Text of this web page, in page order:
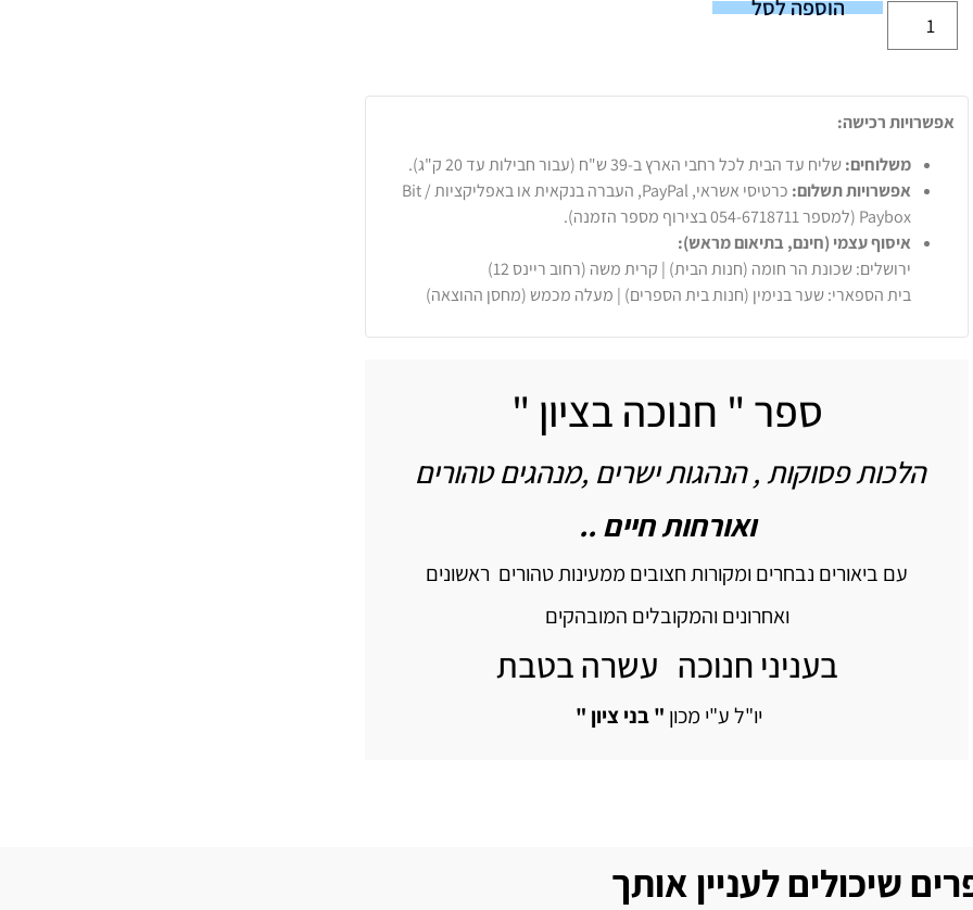
הוספה לסל
אפשרויות רכישה:
משלוחים:שליח עד הבית לכל רחבי הארץ ב-39 ש"ח (עבור חבילות עד 20 ק"ג).
אפשרויות תשלום:
כרטיסי אשראי, PayPal, העברה בנקאית או באפליקציות Bit /
Paybox (למספר 054-6718711 בצירוף מספר הזמנה).
איסוף עצמי (חינם, בתיאום מראש):
ירושלים: שכונת הר חומה (חנות הבית) | קרית משה (רחוב ריינס 12)
בית הספארי: שער בנימין (חנות בית הספרים) | מעלה מכמש (מחסן ההוצאה)
ספר " חנוכה בציון "
הלכות פסוקות , הנהגות ישרים ,מנהגים טהורים
ואורחות חיים ..
עם ביאורים נבחרים ומקורות חצובים ממעינות טהורים ראשונים
ואחרונים והמקובלים המובהקים
בעניני חנוכה עשרה בטבת
יו"ל ע"י מכון " בני ציון "
שיכולים לעניין אותך